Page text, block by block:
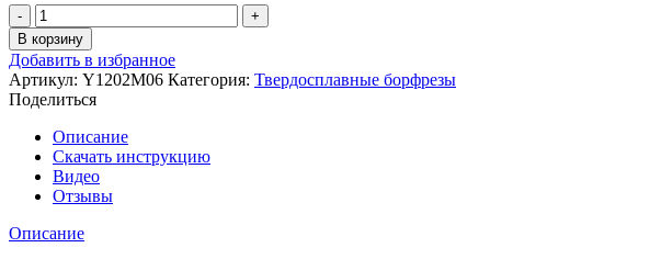
Количество
товара
Дисковая
твердосплавная
фреза
MESSER
(тип
Y)
В корзину
Добавить в избранное
Артикул: Y1202M06 Категория: Твердосплавные борфрезы
Поделиться
Описание
Скачать инструкцию
Видео
Отзывы
Описание